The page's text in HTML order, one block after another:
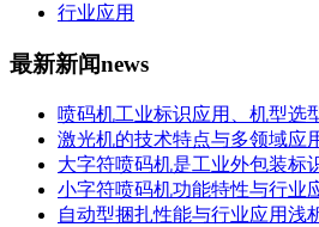
行业应用
最新新闻news
喷码机工业标识应用、机型选
激光机的技术特点与多领域应
大字符喷码机是工业外包装标
小字符喷码机功能特性与行业
自动型捆扎性能与行业应用浅